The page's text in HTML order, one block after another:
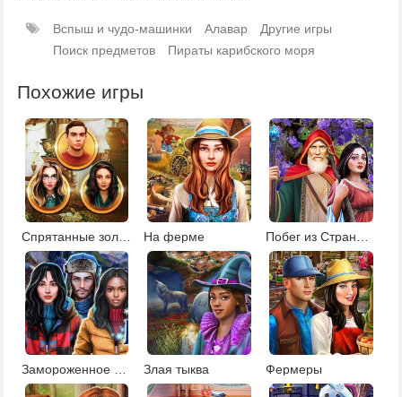
Вспыш и чудо-машинки Алавар
Другие игры
Поиск предметов
Пираты карибского моря
Похожие игры
Спрятанные золотые монеты На ферме
Злая тыква Фермеры